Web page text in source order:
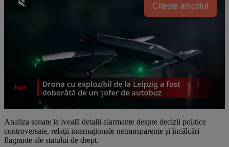
Citește articolul
Analiza scoate la iveală detalii alarmante despre decizii politice
controversate, relații internaționale netransparente și încălcări
flagrante ale statului de drept.